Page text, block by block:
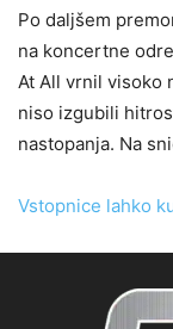
Po daljšem
na koncertne
At All vrnil visoko
niso izgubili
nastopanja. Na
Vstopnice lahko